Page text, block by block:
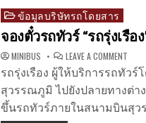
Posted
in
ข้อมูลบริษัทรถโดยสาร
จองตั๋วรถทัวร์ “รถรุ่งเรื
MINIBUS LEAVE A COMMENT
จอง
ตั๋ว
รถ
ทัวร์
“รถ
รุ่งเรื
สนาม
รถรุ่งเรือง ผู้ให้บริการรถทัว
สุวรรณภูมิ ไปยังปลายทางต่า
ขึ้นรถทัวร์ภายในสนามบินสุ